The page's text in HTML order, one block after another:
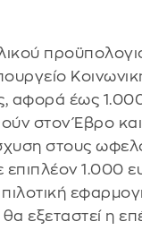
αφορά έως
στον Έβρο
στους
1.000
πιλοτική
εξεταστεί η